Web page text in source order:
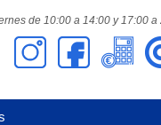
de 10:00 a 14:00 y 17:00 a